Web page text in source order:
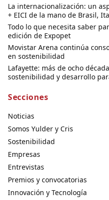
La internacionalización: un
+ EICI de la mano de Brasil,
Todo lo que necesita saber
edición de Expopet
Movistar Arena continúa
en sostenibilidad
Lafayette: más de ocho
sostenibilidad y desarrollo
Secciones
Noticias
Somos Yulder y Cris
Sostenibilidad
Empresas
Entrevistas
Premios y convocatorias
Innovación y Tecnología